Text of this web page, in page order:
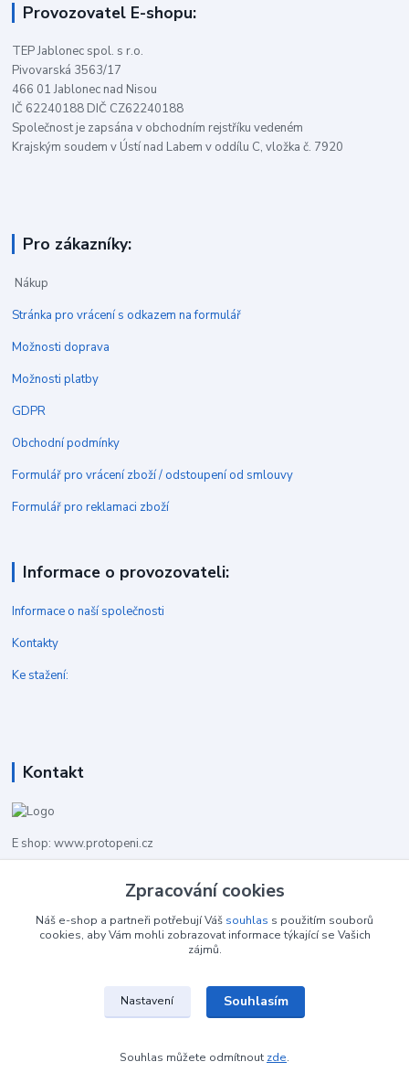
Provozovatel E-shopu:
TEP Jablonec spol. s r.o.
Pivovarská 3563/17
466 01 Jablonec nad Nisou
IČ 62240188 DIČ CZ62240188
Společnost je zapsána v obchodním rejstříku vedeném
Krajským soudem v Ústí nad Labem v oddílu C, vložka č. 7920
Pro zákazníky:
Nákup
Stránka pro vrácení s odkazem na formulář
Možnosti doprava
Možnosti platby
GDPR
Obchodní podmínky
Formulář pro vrácení zboží / odstoupení od smlouvy
Formulář pro reklamaci zboží
Informace o provozovateli:
Informace o naší společnosti
Kontakty
Ke stažení:
Kontakt
E shop: www.protopeni.cz
+420 483 710 226
info@protopeni.cz
Zpracování cookies
Náš e-shop a partneři potřebují Váš souhlas s použitím souborů
cookies, aby Vám mohli zobrazovat informace týkající se Vašich
zájmů.
Nastavení Souhlasím
Souhlas můžete odmítnout zde.